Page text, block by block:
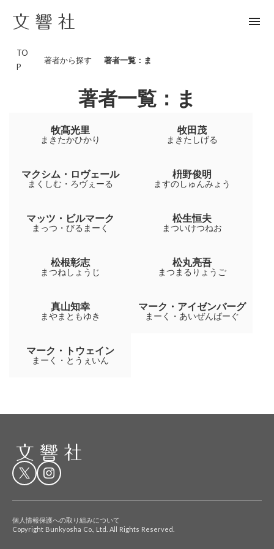
menu
TO
P
著者から探す 著者一覧：ま
著者一覧：ま
牧髙光里
まきたかひかり
牧田茂
まきたしげる
マクシム・ロヴェール
まくしむ・ろヴぇーる
枡野俊明
ますのしゅんみょう
マッツ・ビルマーク
まっつ・びるまーく
松生恒夫
まついけつねお
松根彰志
まつねしょうじ
松丸亮吾
まつまるりょうご
真山知幸
まやまともゆき
マーク・アイゼンバーグ
まーく・あいぜんばーぐ
マーク・トウェイン
まーく・とうぇいん
個人情報保護への取り組みについて
Copyright Bunkyosha Co., Ltd. All Rights Reserved.